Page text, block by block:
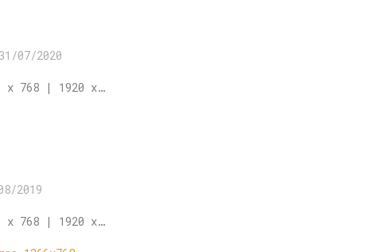
31/07/2020
x 768 | 1920 x…
2019
x 768 | 1920 x…